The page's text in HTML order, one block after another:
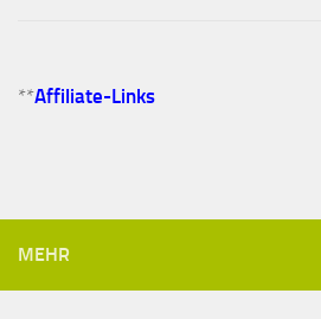
**Affiliate-Links
MEHR